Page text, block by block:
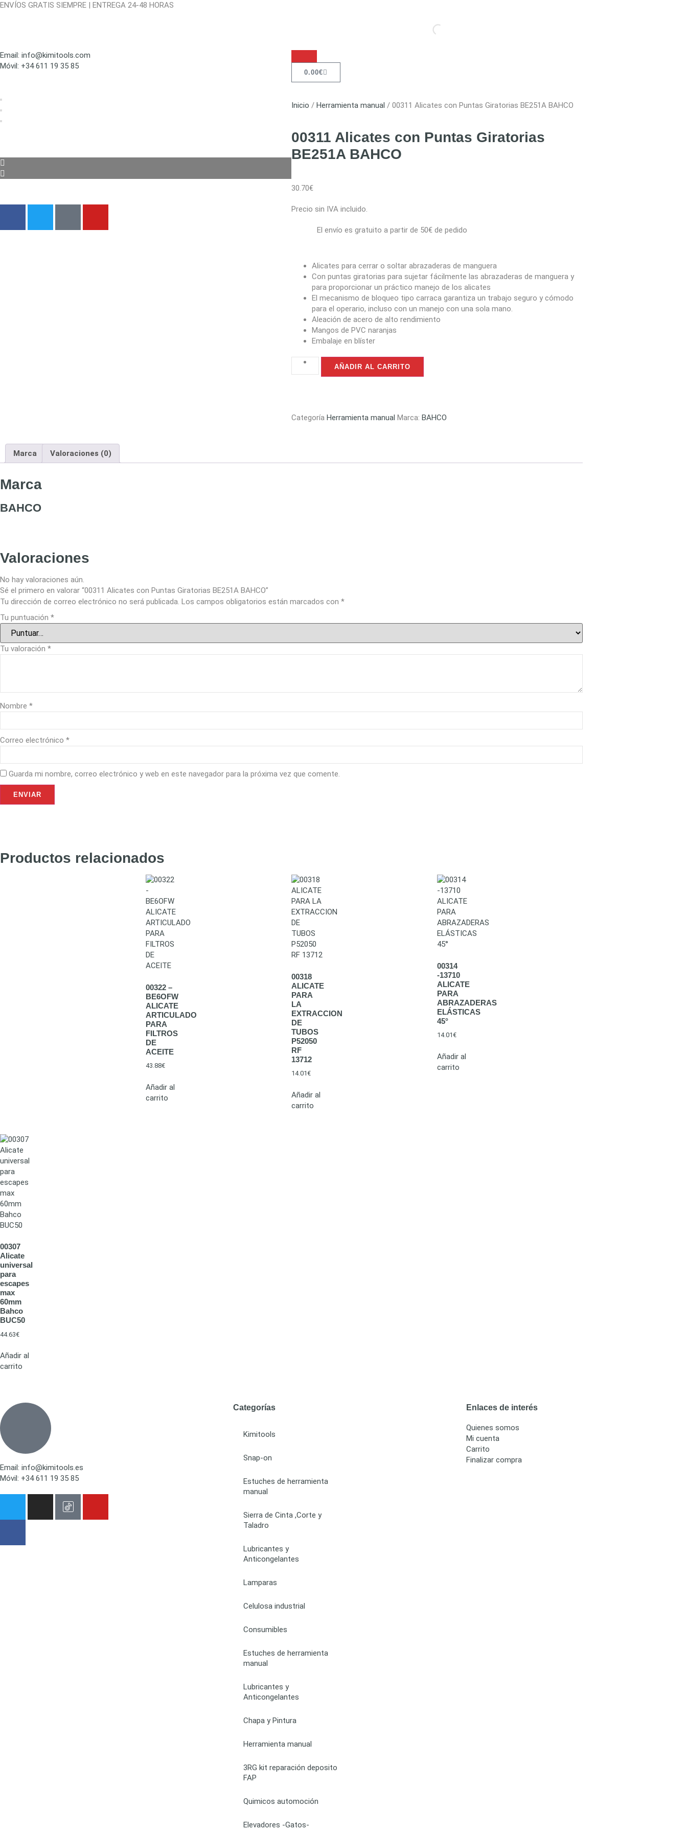
ENVÍOS GRATIS SIEMPRE | ENTREGA 24-48 HORAS
Email: info@kimitools.com
Móvil: +34 611 19 35 85
0.00€
Inicio / Herramienta manual / 00311 Alicates con Puntas Giratorias BE251A BAHCO
00311 Alicates con Puntas Giratorias
BE251A BAHCO
30.70€
Precio sin IVA incluido.
El envío es gratuito a partir de 50€ de pedido
Alicates para cerrar o soltar abrazaderas de manguera
Con puntas giratorias para sujetar fácilmente las abrazaderas de manguera y
para proporcionar un práctico manejo de los alicates
El mecanismo de bloqueo tipo carraca garantiza un trabajo seguro y cómodo
para el operario, incluso con un manejo con una sola mano.
Aleación de acero de alto rendimiento
Mangos de PVC naranjas
Embalaje en blíster
AÑADIR AL CARRITO
Categoría Herramienta manual Marca: BAHCO
Marca Valoraciones (0)
Marca
BAHCO
Valoraciones
No hay valoraciones aún.
Sé el primero en valorar “00311 Alicates con Puntas Giratorias BE251A BAHCO”
Tu dirección de correo electrónico no será publicada. Los campos obligatorios están marcados con *
Tu puntuación *
Tu valoración *
Nombre *
Correo electrónico *
Guarda mi nombre, correo electrónico y web en este navegador para la próxima vez que comente.
Productos relacionados
00322 –
BE6OFW
ALICATE
ARTICULADO
PARA
FILTROS
DE
ACEITE
43.88€
Añadir al
carrito
00318
ALICATE
PARA
LA
EXTRACCION
DE
TUBOS
P52050
RF
13712
14.01€
Añadir al
carrito
00314
-13710
ALICATE
PARA
ABRAZADERAS
ELÁSTICAS
45°
14.01€
Añadir al
carrito
00307
Alicate
universal
para
escapes
max
60mm
Bahco
BUC50
44.63€
Añadir al
carrito
Email: info@kimitools.es
Móvil: +34 611 19 35 85
Categorías
Kimitools
Snap-on
Estuches de herramienta
manual
Sierra de Cinta ,Corte y
Taladro
Lubricantes y
Anticongelantes
Lamparas
Celulosa industrial
Consumibles
Estuches de herramienta
manual
Lubricantes y
Anticongelantes
Chapa y Pintura
Herramienta manual
3RG kit reparación deposito
FAP
Quimicos automoción
Elevadores -Gatos-
Enlaces de interés
Quienes somos
Mi cuenta
Carrito
Finalizar compra